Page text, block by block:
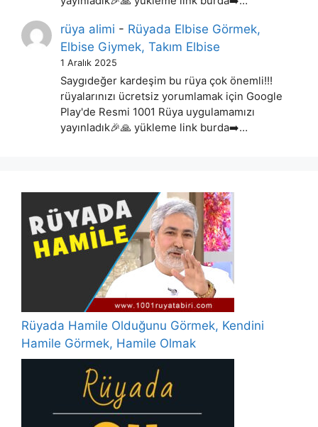
rüya alimi - Rüyada Elbise Görmek,
Elbise Giymek, Takım Elbise
1 Aralık 2025
Saygıdeğer kardeşim bu rüya çok önemli!!!
rüyalarınızı ücretsiz yorumlamak için Google
Play'de Resmi 1001 Rüya uygulamamızı
yayınladık🎉🙏 yükleme link burda➡️…
Rüyada Hamile Olduğunu Görmek, Kendini
Hamile Görmek, Hamile Olmak